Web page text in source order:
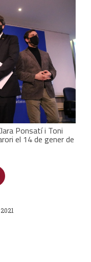
Ponsatí i Toni
el 14 de gener de